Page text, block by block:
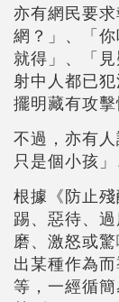
亦有網民要
網？」、「
就得」、「
射中人都已
擺明藏有攻擊
不過，亦有
只是個小孩
根據《防止
踢、惡待、
磨、激怒或
出某種作為
等，一經循